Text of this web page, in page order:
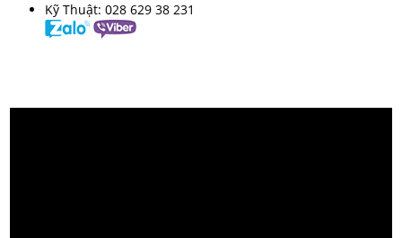
Kỹ Thuật: 028 629 38 231